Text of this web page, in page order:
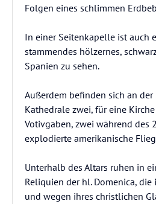
Folgen eines schlimmen
In einer Seitenkapelle ist auch
stammendes hölzernes,
Spanien zu sehen.
Außerdem befinden sich an
Kathedrale zwei, für eine
Votivgaben, zwei während des
explodierte amerikanische
Unterhalb des Altars ruhen in
Reliquien der hl. Domenica, die
und wegen ihres christlichen